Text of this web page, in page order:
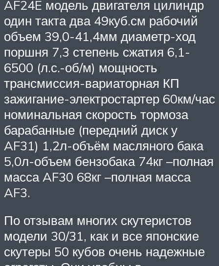
AF24E модель двигателя цилиндр
один такта два 49куб.см рабочий
объем 39,0-41,4мм диаметр-ход
поршня 7,3 степень сжатия 6,1-
6500 (л.с.-об/м) мощность
трансмиссия-вариаторная КП
зажигание-электростартер 60км/час
номинальная скорость тормоза
барабанные (передний диск у
AF31) 1,2л-объём масляного бака
5,0л-объем бензобака 74кг –полная
масса AF30 68кг –полная масса
AF3.
По отзывам многих скутеристов
модели 30/31, как и все японские
скутеры 50 кубов очень надежные